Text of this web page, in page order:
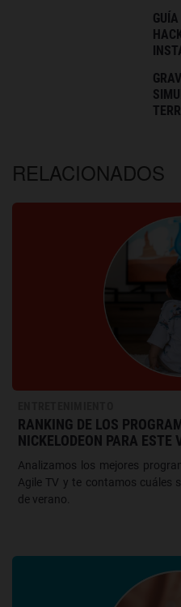
RELACIONADOS
RANKING DE LOS
NICKELODEON PARA ESTE
Analizamos los mejores
Agile TV y te contamos cuáles
de verano.